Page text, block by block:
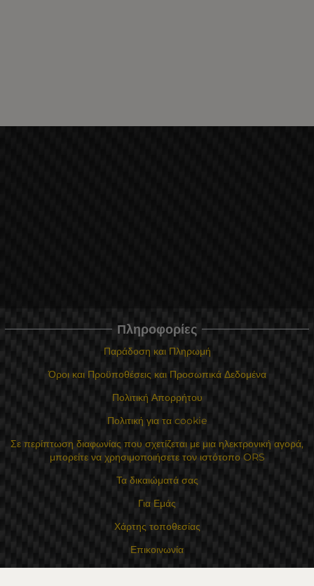
Πληροφορίες
Παράδοση και Πληρωμή
Όροι και Προϋποθέσεις και Προσωπικά Δεδομένα
Πολιτική Απορρήτου
Πολιτική για τα cookie
Σε περίπτωση διαφωνίας που σχετίζεται με μια ηλεκτρονική αγορά,
μπορείτε να χρησιμοποιήσετε τον ιστότοπο ORS
Τα δικαιώματά σας
Για Εμάς
Χάρτης τοποθεσίας
Επικοινωνία